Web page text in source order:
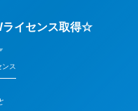
ライセンス取得☆
ス